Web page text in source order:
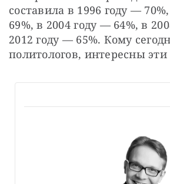
составила в 1996 году —
69%, в 2004 году — 64%, в
2012 году — 65%. Кому
политологов, интересны